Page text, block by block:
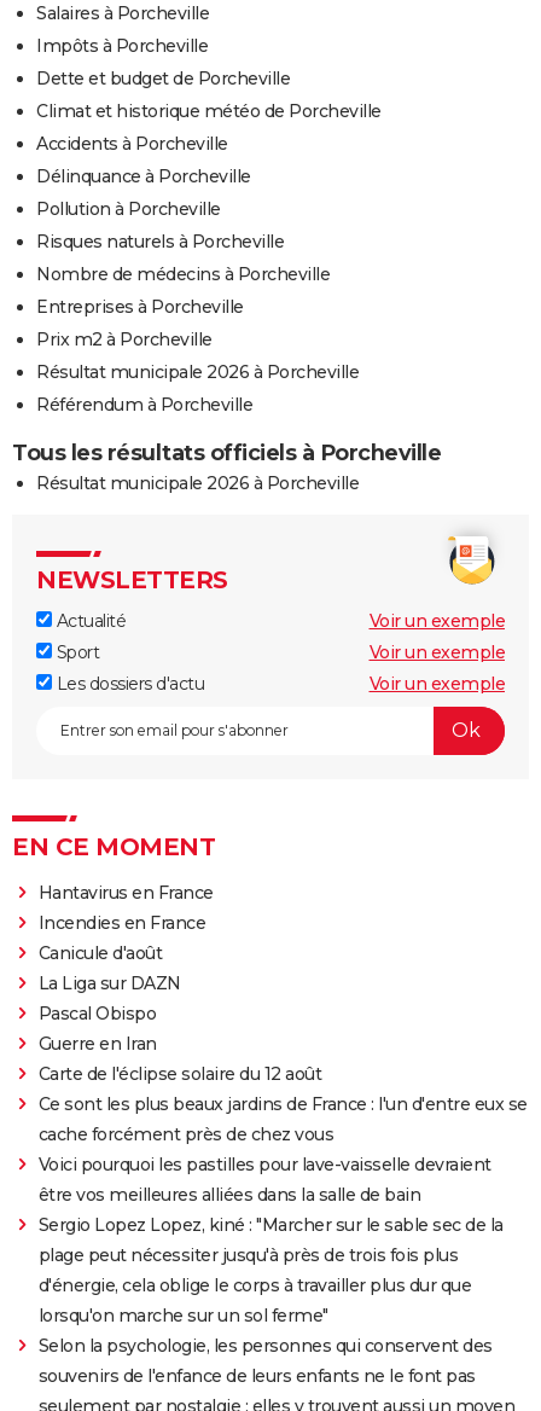
Salaires à Porcheville
Impôts à Porcheville
Dette et budget de Porcheville
Climat et historique météo de Porcheville
Accidents à Porcheville
Délinquance à Porcheville
Pollution à Porcheville
Risques naturels à Porcheville
Nombre de médecins à Porcheville
Entreprises à Porcheville
Prix m2 à Porcheville
Résultat municipale 2026 à Porcheville
Référendum à Porcheville
Tous les résultats officiels à Porcheville
Résultat municipale 2026 à Porcheville
NEWSLETTERS
Actualité
Voir un exemple
Sport
Voir un exemple
Les dossiers d'actu
Voir un exemple
EN CE MOMENT
Hantavirus en France
Incendies en France
Canicule d'août
La Liga sur DAZN
Pascal Obispo
Guerre en Iran
Carte de l'éclipse solaire du 12 août
Ce sont les plus beaux jardins de France : l'un d'entre eux se
cache forcément près de chez vous
Voici pourquoi les pastilles pour lave-vaisselle devraient
être vos meilleures alliées dans la salle de bain
Sergio Lopez Lopez, kiné : "Marcher sur le sable sec de la
plage peut nécessiter jusqu'à près de trois fois plus
d'énergie, cela oblige le corps à travailler plus dur que
lorsqu'on marche sur un sol ferme"
Selon la psychologie, les personnes qui conservent des
souvenirs de l'enfance de leurs enfants ne le font pas
seulement par nostalgie : elles y trouvent aussi un moyen